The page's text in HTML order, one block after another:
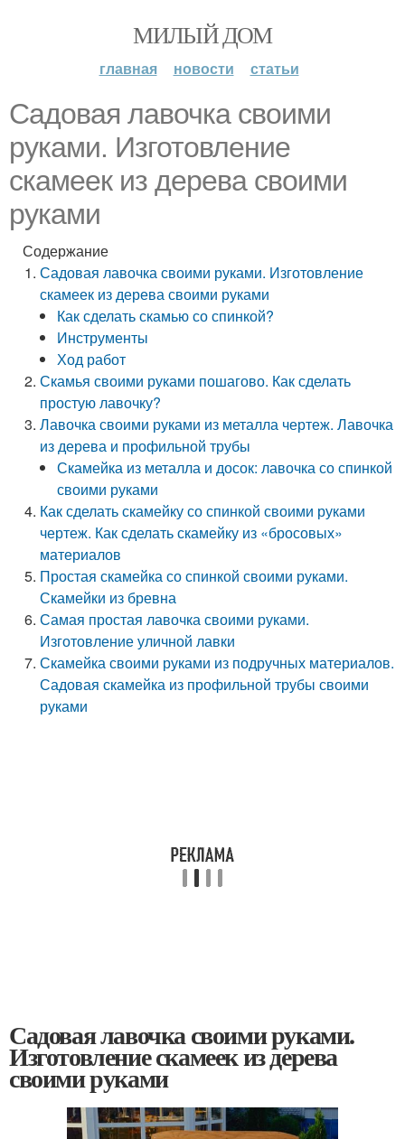
МИЛЫЙ ДОМ
главная новости статьи
Садовая лавочка своими
руками. Изготовление
скамеек из дерева своими
руками
Содержание
Садовая лавочка своими руками. Изготовление
скамеек из дерева своими руками
Как сделать скамью со спинкой?
Инструменты
Ход работ
Скамья своими руками пошагово. Как сделать
простую лавочку?
Лавочка своими руками из металла чертеж. Лавочка
из дерева и профильной трубы
Скамейка из металла и досок: лавочка со спинкой
своими руками
Как сделать скамейку со спинкой своими руками
чертеж. Как сделать скамейку из «бросовых»
материалов
Простая скамейка со спинкой своими руками.
Скамейки из бревна
Самая простая лавочка своими руками.
Изготовление уличной лавки
Скамейка своими руками из подручных материалов.
Садовая скамейка из профильной трубы своими
руками
Садовая лавочка своими руками.
Изготовление скамеек из дерева
своими руками